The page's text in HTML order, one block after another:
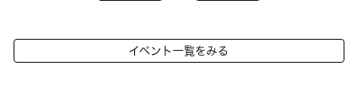
イベント一覧をみる